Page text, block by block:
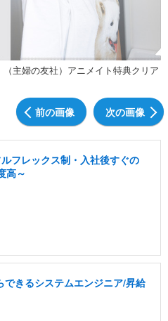
主婦の友社）アニメイト特典クリア
前の画像 次の画像
フレックス制・入社後すぐの
高～
できるシステムエンジニア/昇給